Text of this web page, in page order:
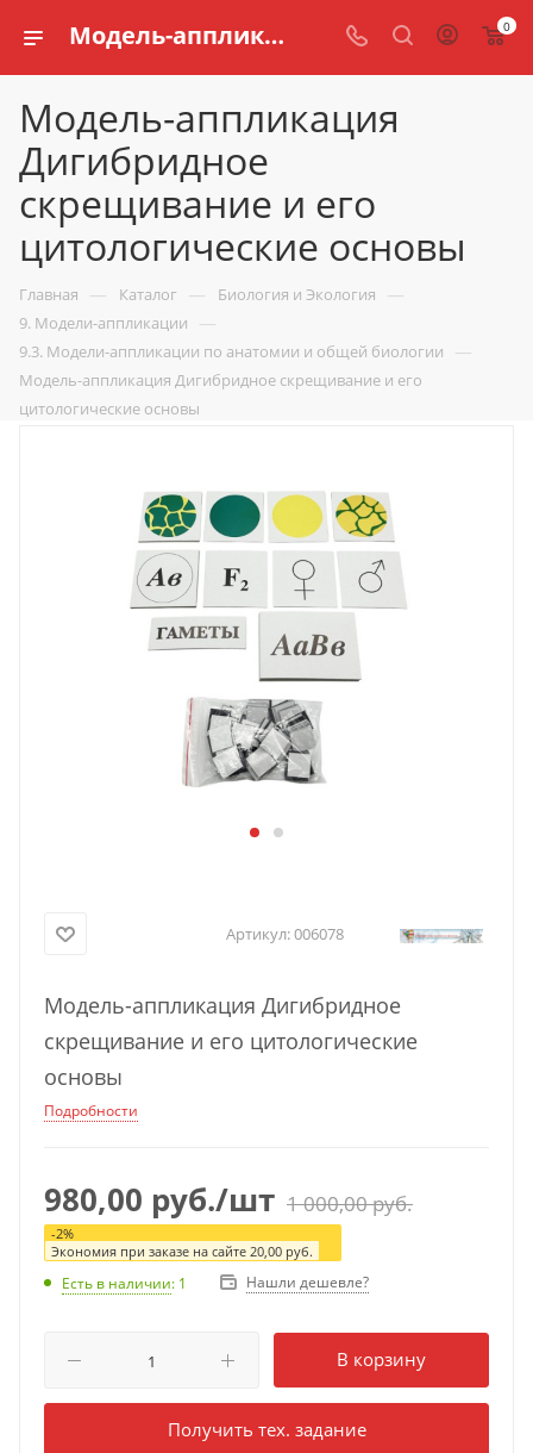
Модель-аппликация Дигибридное скрещивание и его цитологические основы купить по доступной цене в интернет магазине schools.ru 0
Модель-аппликация
Дигибридное
скрещивание и его
цитологические основы
Главная — Каталог — Биология и Экология —
9. Модели-аппликации —
9.3. Модели-аппликации по анатомии и общей биологии —
Модель-аппликация Дигибридное скрещивание и его
цитологические основы
Артикул:006078
Модель-аппликация Дигибридное
скрещивание и его цитологические
основы
Подробности
980,00 руб./шт 1 000,00руб.
-2%
Экономия при заказе на сайте 20,00 руб.
Есть в наличии: 1 Нашли дешевле?
В корзину
Получить тех. задание